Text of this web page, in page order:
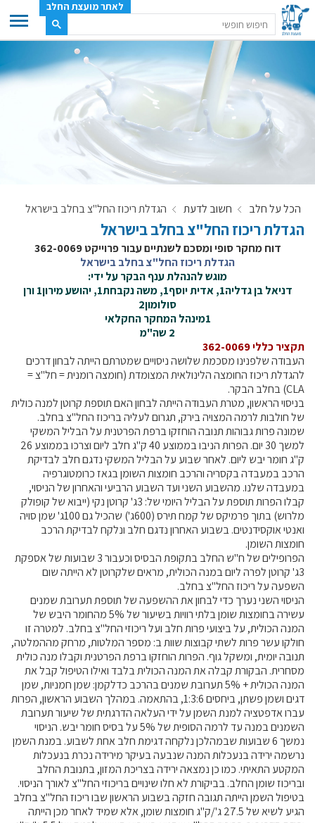
ענף החלב
מועצת החלב
משק החלב
תעשיית החלב
רשימת המחלבות
לאתר יצרני החלב
מחלקות המועצה, עיקרי עיסוקן
מפת הרפתות, הדירים והמחלבות
רשימת טלפונים – מועצת החלב
קול קורא ליצרנים חדשים – בקר / עיזים / כבשים
מכרזים
דרושים
זוכרים
צור קשר
חלב לכל המשפחה
אוכלים בכיף
משקים תיירותיים
פעילויות ומערכים
סיפורי המשקים
שעת סיפור
ראיונות
ערוץ היו-טיוב שלנו
קרנות מחקר
מידע מדעי על תזונה ובריאות
פרסומי מועצת החלב
סקירת מחקרים
חלב ומוצריו
רכיבים תזונתיים
חלב לכל גיל
לאתר מועצת החלב
הכל על חלב חשוב לדעת הגדלת ריכוז החל"צ בחלב בישראל
הגדלת ריכוז החל"צ בחלב בישראל
דוח מחקר סופי ומסכם לשנתיים עבור פרוייקט 362-0069
הגדלת ריכוז החל"צ בחלב בישראל
מוגש להנהלת ענף הבקר על ידי:
דניאל בן גדליה1, אדית יוסף1, משה נקבחת1, יהושע מירון1 ורן
סולומון2
1מינהל המחקר החקלאי
2 שה"מ
תקציר כללי 362-0069
העבודה שלפנינו מסכמת שלושה ניסויים שמטרתם הייתה לבחון דרכים
להגדלת ריכוז החומצה הלינולאית המצומדת (חומצה רומנית = חל"צ =
CLA) בחלב הבקר.
בניסוי הראשון, מטרת העבודה הייתה לבחון האם תוספת קרוטן למנה כולית
של חולבות לרמה המצויה בירק, תגרום לעליה בריכוז החל"צ בחלב.
שמונה פרות גבוהות תנובה הוחזקו ברפת הפרטנית על הבליל המשקי
למשך 30 יום. הפרות הניבו בממוצע 40 ק"ג חלב ליום וצרכו בממוצע 26
ק"ג חומר יבש ליום. לאחר שבוע על הבליל המשקי נדגם חלב לבדיקת
הרכב במעבדה בקסריה והרכב חומצות השומן בגאז כרומטוגרפיה
במעבדה שלנו. מהשבוע השני ועד השבוע הרביעי והאחרון של הניסוי,
קבלו הפרות תוספת על הבליל היומי של: 3ג' קרוטן נקי (ייבוא של קופולק
מלרוש) בתוך פרמיקס של קמח תירס (600ג') שהכיל גם 100ג' שמן סויה
ואנטי אוקסידנטים. בשבוע האחרון נדגם חלב ונלקח לבדיקת הרכב
חומצות השומן.
הפרופילים של ח"ש החלב בתקופת הבסיס וכעבור 3 שבועות של אספקת
3ג' קרוטן לפרה ליום במנה הכולית, מראים שלקרוטן לא הייתה שום
השפעה על ריכוז החל"צ בחלב.
הניסוי השני נערך כדי לבחון את ההשפעה של תוספת תערובת שמנים
עשירה בחומצות שומן בלתי רוויות בשיעור של 5% מהחומר היבש של
המנה הכולית, על ביצועי פרות חלב ועל ריכוזי החל"צ בחלב. למטרה זו
חולקו עשר פרות לשתי קבוצות שוות ב: מספר המלטות, מרחק מההמלטה,
תנובה יומית, ומשקל גוף. הפרות הוחזקו ברפת הפרטנית וקבלו מנה כולית
מסחרית. הבקורת קבלה את המנה הכולית בלבד ואילו הטיפול קבל את
המנה הכולית + 5% תערובת שמנים בהרכב כדלקמן: שמן חמניות, שמן
דגים ושמן פשתן, ביחסים 1:3:6, בהתאמה. במהלך השבוע הראשון, הפרות
עברו אדפטציה למנת השמן על ידי העלאה הדרגתית של שיעור תערובת
השמנים במנה עד לרמה הסופית של 5% על בסיס חומר יבש. הניסוי
נמשך 6 שבועות שבמהלכן נלקחה דגימת חלב אחת לשבוע. במנת השמן
נרשמה ירידה בנעכלות המנה שנבעה בעיקר מירידה נכרת בנעכלות
המקטע התאיתי. כמו כן נמצאה ירידה בצריכת המזון, בתנובת החלב
ובריכוז שומן החלב. בביקורת לא חלו שינויים בריכוזי החל"צ לאורך הניסוי.
בטיפול השמן הייתה תגובה חזקה בשבוע הראשון שבו ריכוז החל"צ בחלב
הגיע לשיא של 27.5 ג'/ק"ג חומצות שומן, אלא שמיד לאחר מכן הייתה